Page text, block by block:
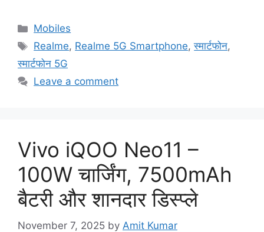
Categories
Mobiles
Tags
Realme, Realme 5G Smartphone,स्मार्टफोन,
स्मार्टफोन 5G
Leave a comment
Vivo iQOO Neo11 –
100W चार्जिंग, 7500mAh
बैटरी और शानदार डिस्प्ले
November 7, 2025 by Amit Kumar